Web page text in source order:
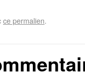
ce permalien.